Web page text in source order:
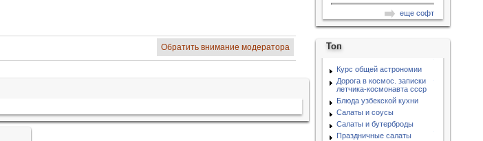
Обратить внимание модератора
еще софт
Топ
Курс общей астрономии
Дорога в космос. записки
летчика-космонавта ссср
Блюда узбекской кухни
Салаты и соусы
Салаты и бутерброды
Праздничные салаты